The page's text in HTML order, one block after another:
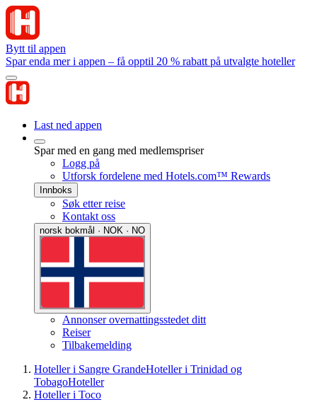
Bytt til appen
Spar enda mer i appen – få opptil 20 % rabatt på utvalgte hoteller
Last ned appen
Spar med en gang med medlemspriser
Logg på
Utforsk fordelene med Hotels.com™ Rewards
Innboks
Søk etter reise
Kontakt oss
norsk bokmål · NOK · NO
Annonser overnattingsstedet ditt
Reiser
Tilbakemelding
Hoteller i Sangre GrandeHoteller i Trinidad og
TobagoHoteller
Hoteller i Toco